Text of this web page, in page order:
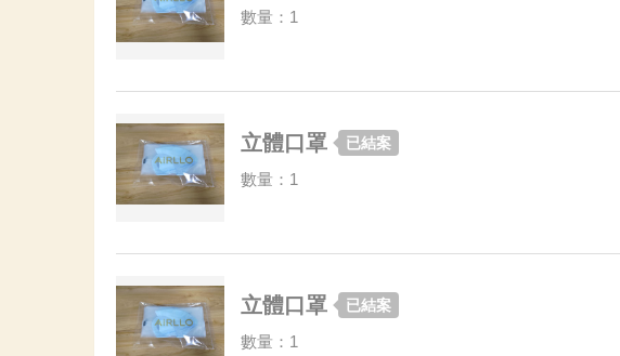
數量：1
立體口罩 已結案
數量：1
立體口罩 已結案
數量：1